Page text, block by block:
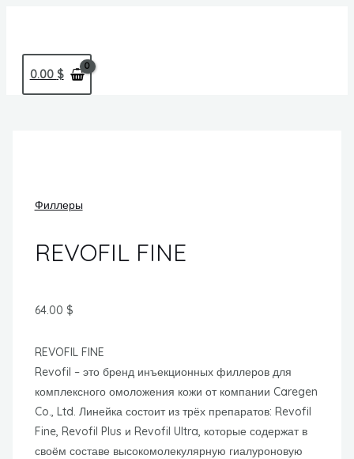
содержимому
0.00 $
Филлеры
REVOFIL FINE
64.00 $
REVOFIL FINE
Revofil – это бренд инъекционных филлеров для
комплексного омоложения кожи от компании Caregen
Co., Ltd. Линейка состоит из трёх препаратов: Revofil
Fine, Revofil Plus и Revofil Ultra, которые содержат в
своём составе высокомолекулярную гиалуроновую